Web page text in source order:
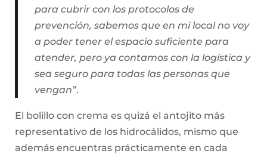
para cubrir con los protocolos de
prevención, sabemos que en mi local no voy
a poder tener el espacio suficiente para
atender, pero ya contamos con la logística y
sea seguro para todas las personas que
vengan”.
El bolillo con crema es quizá el antojito más
representativo de los hidrocálidos, mismo que
además encuentras prácticamente en cada